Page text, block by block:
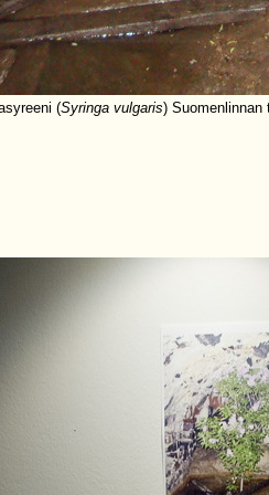
(Syringa vulgaris) Suomenlinnan